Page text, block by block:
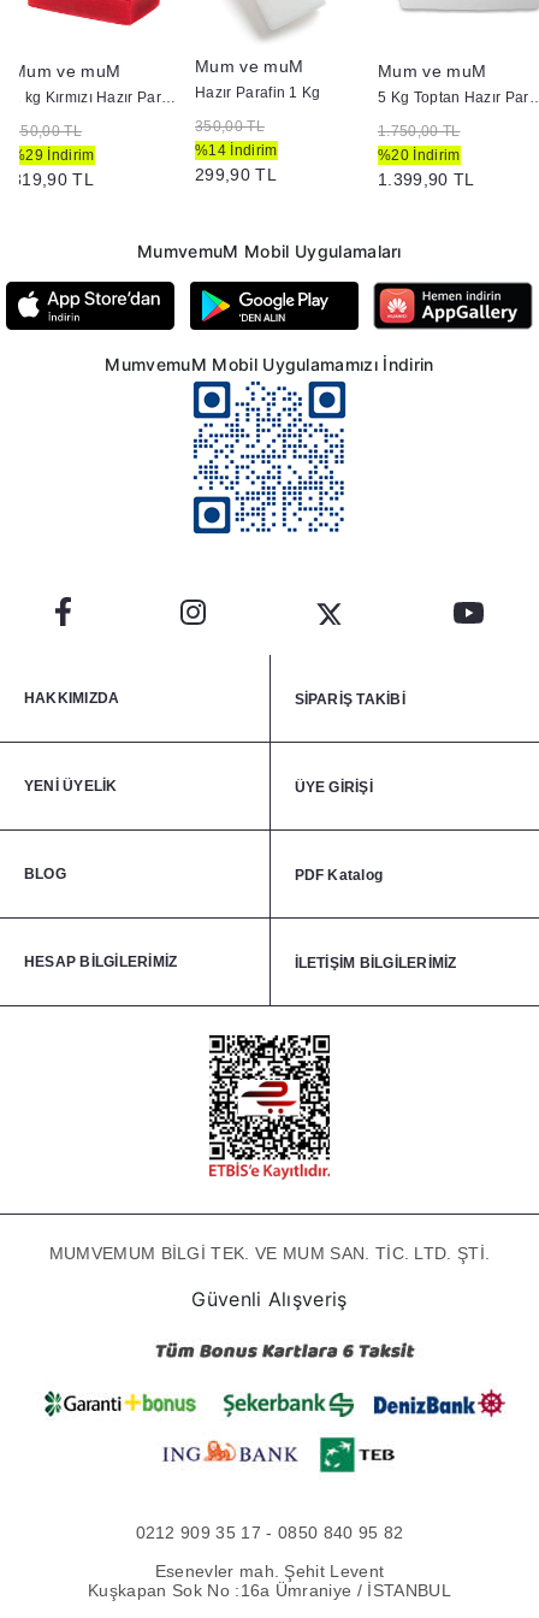
Mum ve muM
1 kg Kırmızı Hazır Parafin
450,00 TL
%29 İndirim
319,90 TL
Mum ve muM
Hazır Parafin 1 Kg
350,00 TL
%14 İndirim
299,90 TL
Mum ve muM
5 Kg Toptan
1.750,00 TL
%20 İndirim
1.399,90 TL
MumvemuM Mobil Uygulamaları
MumvemuM Mobil Uygulamamızı İndirin
HAKKIMIZDA SİPARİŞ TAKİBİ
YENİ ÜYELİK ÜYE GİRİŞİ
BLOG PDF Katalog
HESAP BİLGİLERİMİZ İLETİŞİM BİLGİLERİMİZ
MUMVEMUM BİLGİ TEK. VE MUM SAN. TİC. LTD. ŞTİ.
Güvenli Alışveriş
0212 909 35 17 - 0850 840 95 82
Esenevler mah. Şehit Levent
Kuşkapan Sok No :16a Ümraniye / İSTANBUL